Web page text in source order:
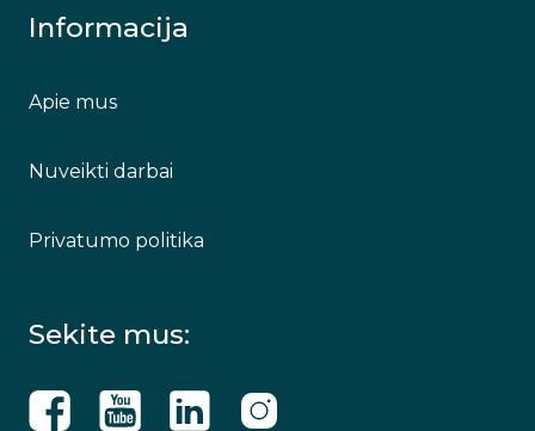
Informacija
Apie mus
Nuveikti darbai
Privatumo politika
Sekite mus: